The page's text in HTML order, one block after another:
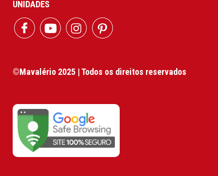
UNIDADES
©Mavalério 2025 | Todos os direitos reservados